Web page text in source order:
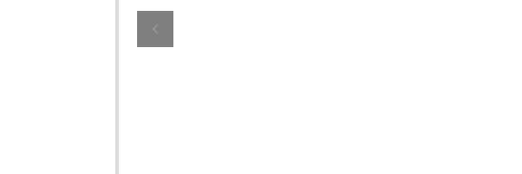
Poprzednie wideo